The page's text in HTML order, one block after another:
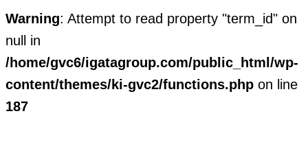
Warning: Attempt to read property "term_id" on
null in
/home/gvc6/igatagroup.com/public_html/wp-
content/themes/ki-gvc2/functions.phpon line
187